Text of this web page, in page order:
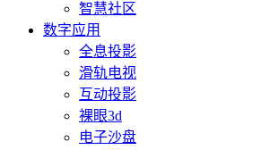
智慧社区
数字应用
全息投影
滑轨电视
互动投影
裸眼3d
电子沙盘